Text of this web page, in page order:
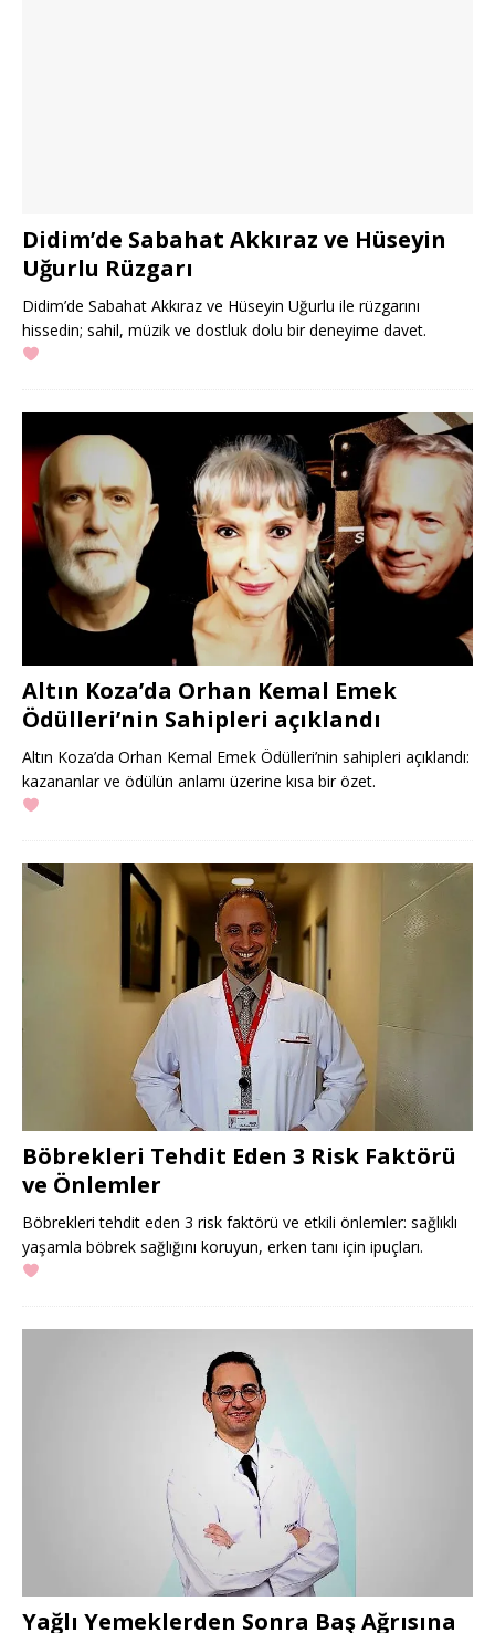
Didim’de Sabahat Akkıraz ve Hüseyin
Uğurlu Rüzgarı
Didim’de Sabahat Akkıraz ve Hüseyin Uğurlu ile rüzgarını
hissedin; sahil, müzik ve dostluk dolu bir deneyime davet.
Altın Koza’da Orhan Kemal Emek
Ödülleri’nin Sahipleri açıklandı
Altın Koza’da Orhan Kemal Emek Ödülleri’nin sahipleri açıklandı:
kazananlar ve ödülün anlamı üzerine kısa bir özet.
Böbrekleri Tehdit Eden 3 Risk Faktörü
ve Önlemler
Böbrekleri tehdit eden 3 risk faktörü ve etkili önlemler: sağlıklı
yaşamla böbrek sağlığını koruyun, erken tanı için ipuçları.
Yağlı Yemeklerden Sonra Baş Ağrısına